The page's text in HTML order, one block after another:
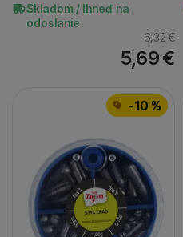
Skladom / Ihneď na
odoslanie
6,32€
5,69€
-10 %